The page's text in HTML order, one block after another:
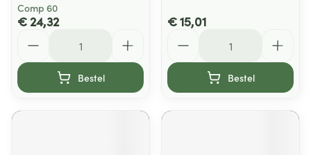
Comp 60
€ 24,32
Bestel
€ 15,01
Bestel